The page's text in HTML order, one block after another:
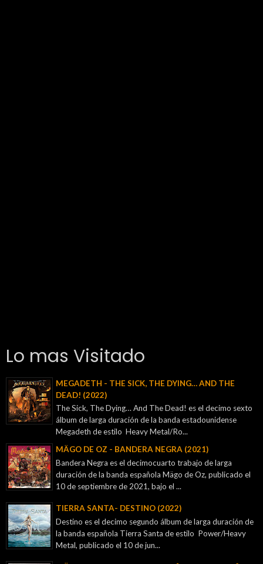
Lo mas Visitado
MEGADETH - THE SICK, THE DYING… AND THE
DEAD! (2022)
The Sick, The Dying… And The Dead! es el decimo sexto
álbum de larga duración de la banda estadounidense
Megadeth de estilo Heavy Metal/Ro...
MÄGO DE OZ - BANDERA NEGRA (2021)
Bandera Negra es el decimocuarto trabajo de larga
duración de la banda española Mägo de Oz, publicado el
10 de septiembre de 2021, bajo el ...
TIERRA SANTA- DESTINO (2022)
Destino es el decimo segundo álbum de larga duración de
la banda española Tierra Santa de estilo Power/Heavy
Metal, publicado el 10 de jun...